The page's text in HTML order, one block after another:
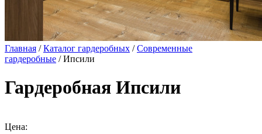
Главная /Каталог гардеробных /Современные
гардеробные / Ипсили
Гардеробная Ипсили
Цена: